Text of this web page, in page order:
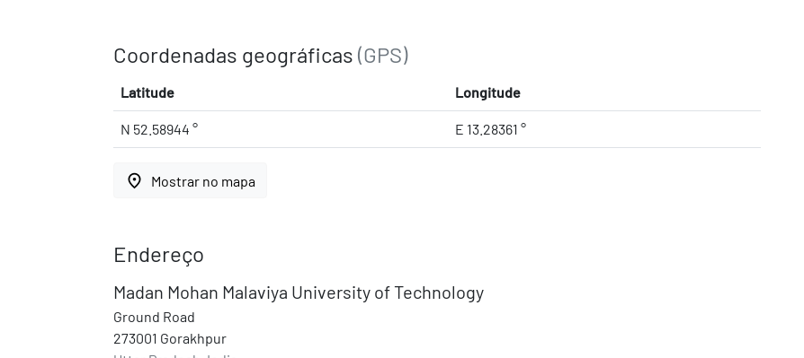
Coordenadas geográficas (GPS)
Latitude Longitude
N 52.58944 ° E 13.28361 °
place Mostrar no mapa
Endereço
Madan Mohan Malaviya University of Technology
Ground Road
273001 Gorakhpur